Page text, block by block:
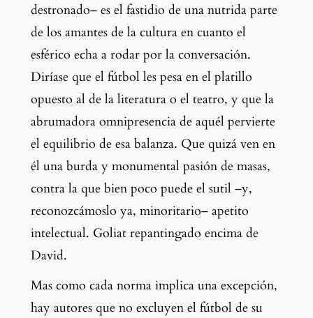
destronado– es el fastidio de una nutrida parte
de los amantes de la cultura en cuanto el
esférico echa a rodar por la conversación.
Diríase que el fútbol les pesa en el platillo
opuesto al de la literatura o el teatro, y que la
abrumadora omnipresencia de aquél pervierte
el equilibrio de esa balanza. Que quizá ven en
él una burda y monumental pasión de masas,
contra la que bien poco puede el sutil –y,
reconozcámoslo ya, minoritario– apetito
intelectual. Goliat repantingado encima de
David.
Mas como cada norma implica una excepción,
hay autores que no excluyen el fútbol de su